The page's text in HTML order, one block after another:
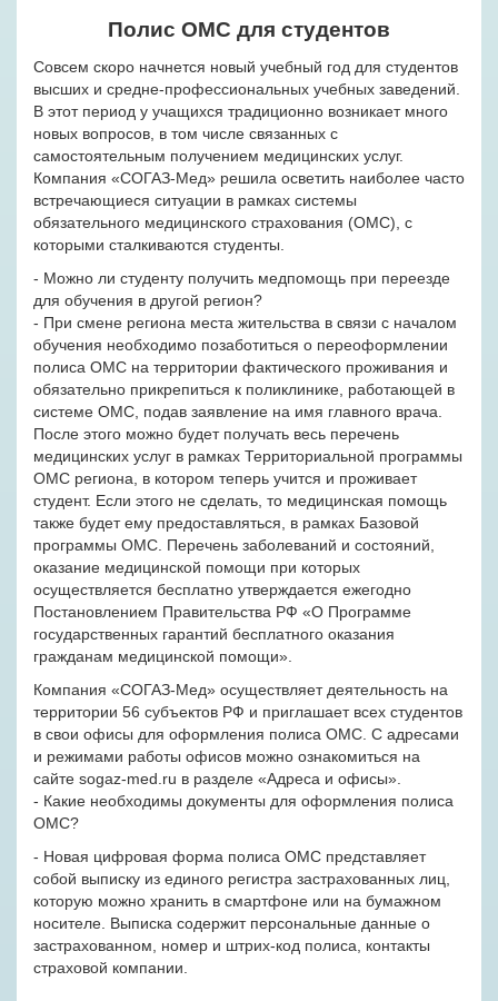
Полис ОМС для студентов
Совсем скоро начнется новый учебный год для студентов
высших и средне-профессиональных учебных заведений.
В этот период у учащихся традиционно возникает много
новых вопросов, в том числе связанных с
самостоятельным получением медицинских услуг.
Компания «СОГАЗ-Мед» решила осветить наиболее часто
встречающиеся ситуации в рамках системы
обязательного медицинского страхования (ОМС), с
которыми сталкиваются студенты.
- Можно ли студенту получить медпомощь при переезде
для обучения в другой регион?
- При смене региона места жительства в связи с началом
обучения необходимо позаботиться о переоформлении
полиса ОМС на территории фактического проживания и
обязательно прикрепиться к поликлинике, работающей в
системе ОМС, подав заявление на имя главного врача.
После этого можно будет получать весь перечень
медицинских услуг в рамках Территориальной программы
ОМС региона, в котором теперь учится и проживает
студент. Если этого не сделать, то медицинская помощь
также будет ему предоставляться, в рамках Базовой
программы ОМС. Перечень заболеваний и состояний,
оказание медицинской помощи при которых
осуществляется бесплатно утверждается ежегодно
Постановлением Правительства РФ «О Программе
государственных гарантий бесплатного оказания
гражданам медицинской помощи».
Компания «СОГАЗ-Мед» осуществляет деятельность на
территории 56 субъектов РФ и приглашает всех студентов
в свои офисы для оформления полиса ОМС. С адресами
и режимами работы офисов можно ознакомиться на
сайте sogaz-med.ru в разделе «Адреса и офисы».
- Какие необходимы документы для оформления полиса
ОМС?
- Новая цифровая форма полиса ОМС представляет
собой выписку из единого регистра застрахованных лиц,
которую можно хранить в смартфоне или на бумажном
носителе. Выписка содержит персональные данные о
застрахованном, номер и штрих-код полиса, контакты
страховой компании.